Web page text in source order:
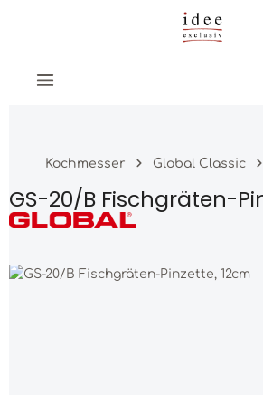
Zum Hauptinhalt springen
Kochmesser Global Classic
GS-20/B Fischgräten-
Bildergalerie überspringen